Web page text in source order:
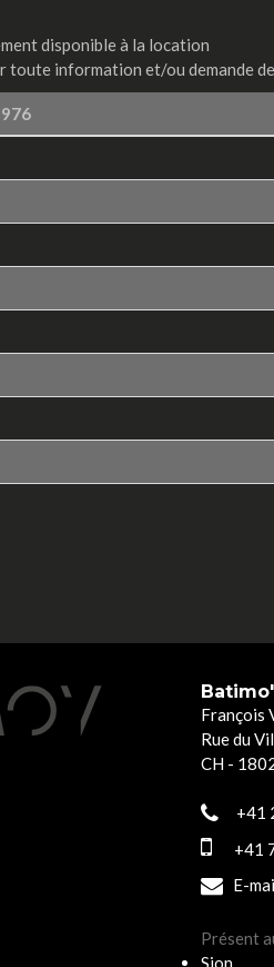
disponible à la location
toute information et/ou demande
François
Rue du
CH -
+41
+41
E-
Présent
Sion